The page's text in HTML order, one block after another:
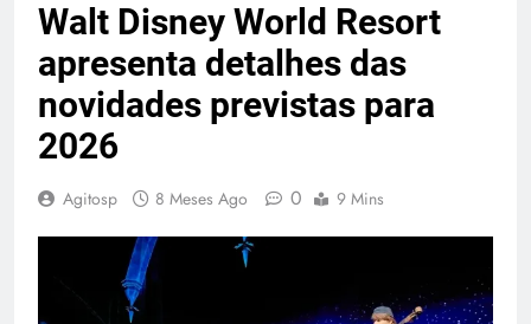
Walt Disney World Resort
apresenta detalhes das
novidades previstas para
2026
Agitosp 8 Meses Ago 0 9 Mins